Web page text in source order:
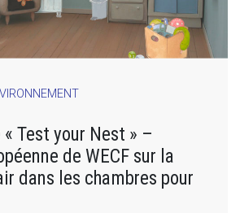
Test your Nest » –
de WECF sur la
dans les chambres pour